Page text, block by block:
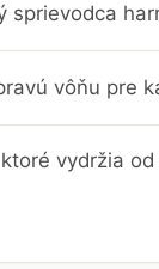
sprievodca
vôňu pre
vydržia